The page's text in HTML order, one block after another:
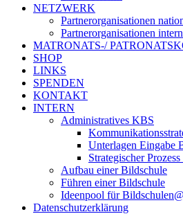
NETZWERK
Partnerorganisationen
Partnerorganisationen
MATRONATS-/
SHOP
LINKS
SPENDEN
KONTAKT
INTERN
Administratives KBS
Unterlagen Eingabe
Strategischer
Aufbau einer Bildschule
Führen einer Bildschule
Ideenpool für
Datenschutzerklärung